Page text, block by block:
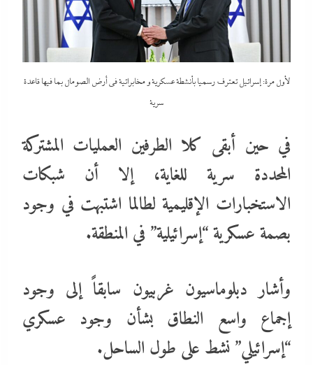
لأول مرة: إسرائيل تعترف رسميا بأنشطة عسكرية و مخابراتية في أرض الصومال بما فيها قاعدة
سرية
في حين أبقى كلا الطرفين العمليات المشتركة
المحددة سرية للغاية، إلا أن شبكات
الاستخبارات الإقليمية لطالما اشتبهت في وجود
بصمة عسكرية “إسرائيلية” في المنطقة.
وأشار دبلوماسيون غربيون سابقاً إلى وجود
إجماع واسع النطاق بشأن وجود عسكري
“إسرائيلي” نشط على طول الساحل.